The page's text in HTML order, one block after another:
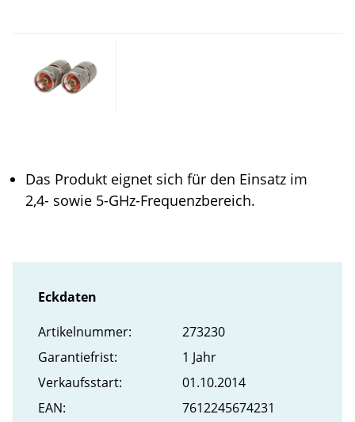
Das Produkt eignet sich für den Einsatz im
2,4- sowie 5-GHz-Frequenzbereich.
Eckdaten
Artikel­nummer:
273230
Garantiefrist:
1 Jahr
Verkaufs­start:
01.10.2014
EAN:
7612245674231